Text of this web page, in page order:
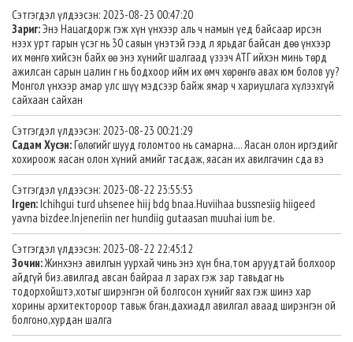
Сэтгэгдэл үлдээсэн: 2023-08-23 00:47:20
Зариг:Энэ Нацагдорж гэж хүн үнхээр аль ч намын үед байсаар ирсэн
нээх урт гарын үсэг нь 30 саяын үнэтэй гээд л ярьдаг байсан дөө үнхээр
их мөнгө хийсэн байх өө энэ хүнийг шалгаад үзээч АТГ ийхэн минь төрд
ажилсан сарын цалин г нь бодхоор ийм их өмч хөрөнгө авах юм болов уу?
Монгол үнхээр амар улс шүү мэдсээр байж ямар ч хариуцлага хүлээхгүй
сайхаан сайхан
Сэтгэгдэл үлдээсэн: 2023-08-23 00:21:29
Садам Хусэн:Гөлөгийг шууд голомтоо нь самарна.... Яасан олон иргэдийг
хохироож яасан олон хүний амийг тасдаж, яасан их авилгачин сда вэ
Сэтгэгдэл үлдээсэн: 2023-08-22 23:55:53
Irgen:Ichihgui turd uhsenee hiij bdg bnaa.Huviihaa bussnesiig hiigeed
yavna bizdee.Injeneriin ner hundiig gutaasan muuhai ium be.
Сэтгэгдэл үлдээсэн: 2023-08-22 22:45:12
Зочин:Жинхэнэ авилгын уурхай чинь энэ хүн бна,том аруудтай болхоор
айдгүй биз.авилгад авсан байраа л зарах гэж зар тавьдаг нь
тодорхойштэ,хотыг ширэнгэн ой болгосон хүнийг яах гэж шинэ хар
хорины архитектороор тавьж бган,дахиадл авилгал аваад ширэнгэн ой
болгоно,хурдан шалга